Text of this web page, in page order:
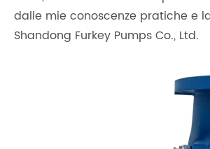
dalle mie conoscenze pratiche e
Shandong Furkey Pumps Co., Ltd.